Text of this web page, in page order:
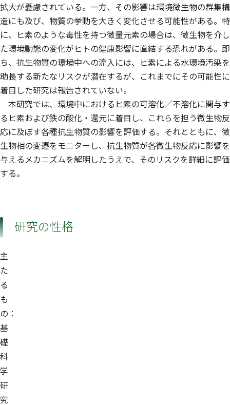
拡大が憂慮されている。一方、その影響は環境微生物の群集構
造にも及び、物質の挙動を大きく変化させる可能性がある。特
に、ヒ素のような毒性を持つ微量元素の場合は、微生物を介し
た環境動態の変化がヒトの健康影響に直結する恐れがある。即
ち、抗生物質の環境中への流入には、ヒ素による水環境汚染を
助長する新たなリスクが潜在するが、これまでにその可能性に
着目した研究は報告されていない。
本研究では、環境中におけるヒ素の可溶化／不溶化に関与す
るヒ素および鉄の酸化・還元に着目し、これらを担う微生物反
応に及ぼす各種抗生物質の影響を評価する。それとともに、微
生物相の変遷をモニターし、抗生物質が各微生物反応に影響を
与えるメカニズムを解明したうえで、そのリスクを詳細に評価
する。
研究の性格
主
た
る
も
の：
基
礎
科
学
研
究